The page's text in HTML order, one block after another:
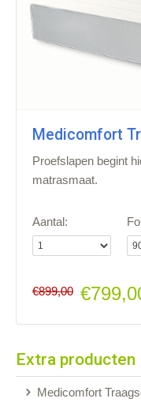
Medicomfort
Proefslapen begint
matrasmaat.
Aantal:
€899,00
Extra producten
Medicomfort